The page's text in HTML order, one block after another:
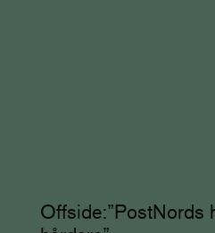
Offside:”PostNords